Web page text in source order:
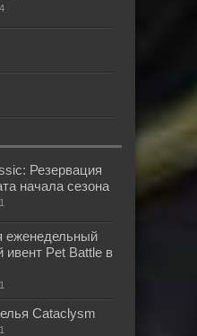
Резервация
начала сезона
еженедельный
ивент Pet Battle в
Cataclysm